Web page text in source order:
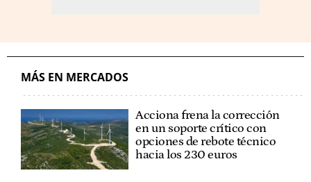
MÁS EN MERCADOS
Acciona frena la corrección
en un soporte crítico con
opciones de rebote técnico
hacia los 230 euros